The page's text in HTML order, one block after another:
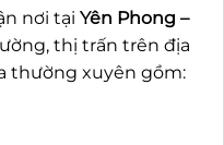
nơi tại Yên Phong –
thị trấn trên địa
thường xuyên gồm: